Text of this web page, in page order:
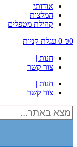
אודותי
המלצות
קהילת מטפלים
₪0
0 עגלת קניות
חנות |
צור קשר
חנות |
צור קשר